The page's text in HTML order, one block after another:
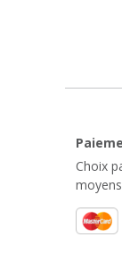
Choix